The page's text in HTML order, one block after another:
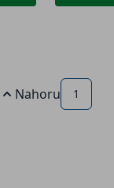
Nahoru 1